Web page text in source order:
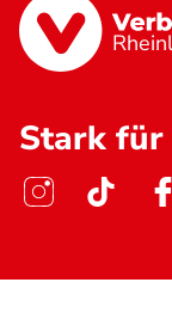
Stark für